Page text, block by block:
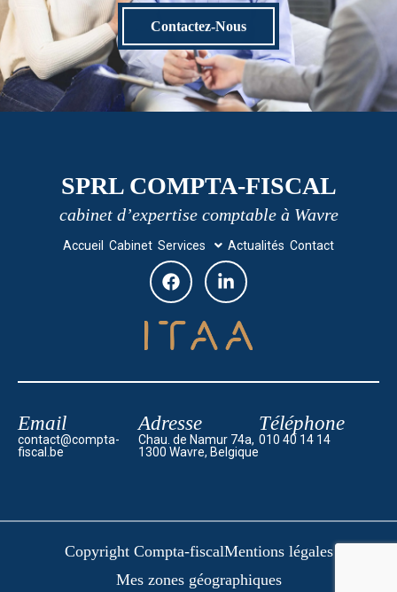
Contactez-Nous
SPRL COMPTA-FISCAL
cabinet d’expertise comptable à Wavre
Accueil Cabinet Services Actualités Contact
Email
contact@compta-
fiscal.be
Adresse
Chau. de Namur 74a,
1300 Wavre, Belgique
Téléphone
010 40 14 14
Copyright Compta-fiscalMentions légales
Mes zones géographiques